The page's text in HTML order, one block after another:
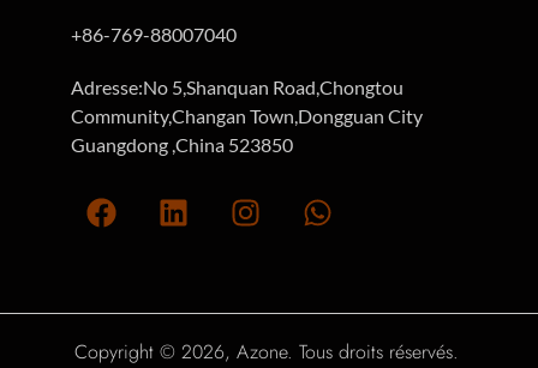
+86-769-88007040
Adresse:No 5,Shanquan Road,Chongtou
Community,Changan Town,Dongguan City
Guangdong ,China 523850
Copyright © 2026, Azone. Tous droits réservés.